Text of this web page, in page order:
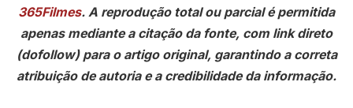
365Filmes. A reprodução total ou parcial é permitida
apenas mediante a citação da fonte, com link direto
(dofollow) para o artigo original, garantindo a correta
atribuição de autoria e a credibilidade da informação.